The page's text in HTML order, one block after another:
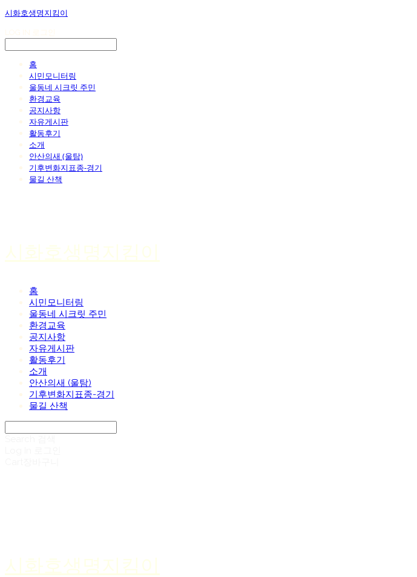
시화호생명지킴이
홈
시민모니터링
울동네 시크릿 주민
환경교육
공지사항
자유게시판
활동후기
소개
안산의새 (울탐)
기후변화지표종-경기
물길 산책
시화호생명지킴이
홈
시민모니터링
울동네 시크릿 주민
환경교육
공지사항
자유게시판
활동후기
소개
안산의새 (울탐)
기후변화지표종-경기
물길 산책
시화호생명지킴이